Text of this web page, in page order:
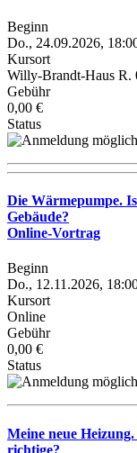
Beginn
Do., 24.09.2026,
Kursort
Willy-Brandt-Haus R.
Gebühr
0,00 €
Status
Die Wärmepumpe.
Gebäude?
Online-Vortrag
Beginn
Do., 12.11.2026,
Kursort
Online
Gebühr
0,00 €
Status
Meine neue
richtige?